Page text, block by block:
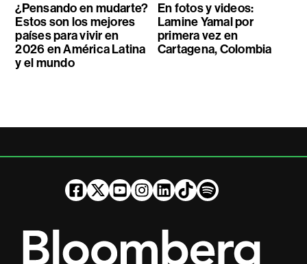
¿Pensando en mudarte?
Estos son los mejores
países para vivir en
2026 en América Latina
y el mundo
En fotos y videos:
Lamine Yamal por
primera vez en
Cartagena, Colombia